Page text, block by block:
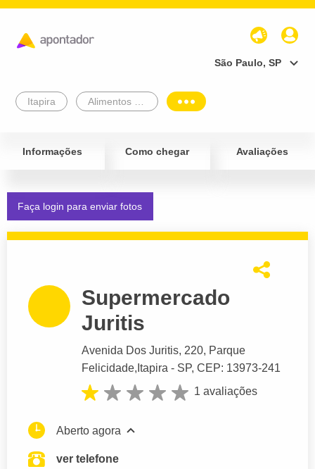
São Paulo, SP
Itapira
Informações Como chegar Avaliações
Faça login para enviar fotos
Supermercado
Juritis
Avenida Dos Juritis, 220, Parque
Felicidade, Itapira - SP, CEP: 13973-241
1 avaliações
Aberto agora
ver telefone